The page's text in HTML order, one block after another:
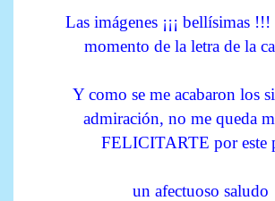
Las imágenes ¡¡¡ bellísimas !!!
momento de la letra de la
Y como se me acabaron los
admiración, no me queda
FELICITARTE por este
un afectuoso saludo